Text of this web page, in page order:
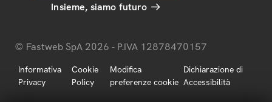
Insieme, siamo futuro
© Fastweb SpA 2026 - P.IVA 12878470157
Informativa
Privacy
Cookie
Policy
Modifica
preferenze cookie
Dichiarazione di
Accessibilità